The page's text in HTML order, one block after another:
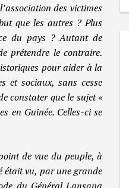
des victimes
que les autres ? Plus
du pays ? Autant de
prétendre le contraire.
pour aider à la
et sociaux, sans cesse
constater que le sujet «
en Guinée. Celles-ci se
de vue du peuple, à
était vu, par une grande
du Général Lansana